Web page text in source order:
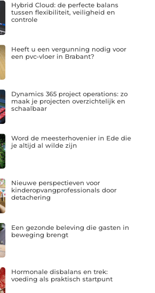
Hybrid Cloud: de perfecte balans
tussen flexibiliteit, veiligheid en
controle
Heeft u een vergunning nodig voor
een pvc-vloer in Brabant?
Dynamics 365 project operations: zo
maak je projecten overzichtelijk en
schaalbaar
Word de meesterhovenier in Ede die
je altijd al wilde zijn
Nieuwe perspectieven voor
kinderopvangprofessionals door
detachering
Een gezonde beleving die gasten in
beweging brengt
Hormonale disbalans en trek:
voeding als praktisch startpunt